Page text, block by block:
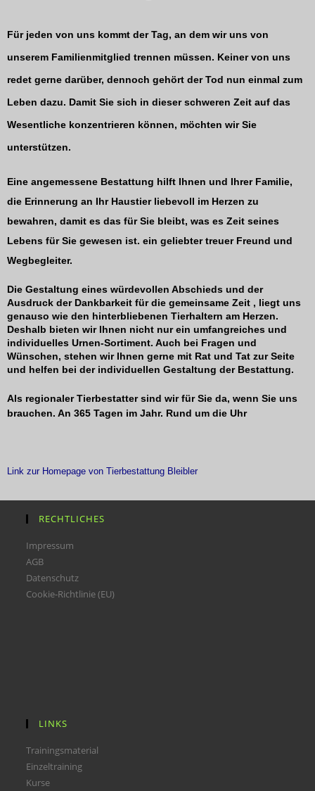
Für jeden von uns kommt der Tag, an dem wir uns von
unserem Familienmitglied trennen müssen. Keiner von uns
redet gerne darüber, dennoch gehört der Tod nun einmal zum
Leben dazu. Damit Sie sich in dieser schweren Zeit auf das
Wesentliche konzentrieren können, möchten wir Sie
unterstützen.
Eine angemessene Bestattung hilft Ihnen und Ihrer Familie,
die Erinnerung an Ihr Haustier liebevoll im Herzen zu
bewahren, damit es das für Sie bleibt, was es Zeit seines
Lebens für Sie gewesen ist. ein geliebter treuer Freund und
Wegbegleiter.
Die Gestaltung eines würdevollen Abschieds und der
Ausdruck der Dankbarkeit für die gemeinsame Zeit , liegt uns
genauso wie den hinterbliebenen Tierhaltern am Herzen.
Deshalb bieten wir Ihnen nicht nur ein umfangreiches und
individuelles Urnen-Sortiment. Auch bei Fragen und
Wünschen, stehen wir Ihnen gerne mit Rat und Tat zur Seite
und helfen bei der individuellen Gestaltung der Bestattung.
Als regionaler Tierbestatter sind wir für Sie da, wenn Sie uns
brauchen. An 365 Tagen im Jahr. Rund um die Uhr
Link zur Homepage von Tierbestattung Bleibler
RECHTLICHES
Impressum
AGB
Datenschutz
Cookie-Richtlinie (EU)
LINKS
Trainingsmaterial
Einzeltraining
Kurse